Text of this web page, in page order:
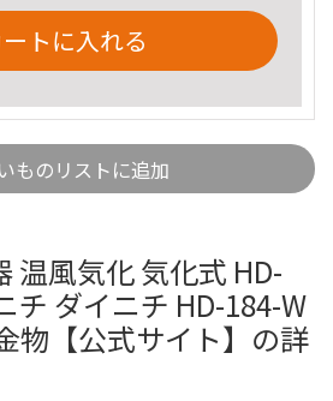
トに入れる
ものリストに追加
温風気化 気化式 HD-
ダイニチ HD-184-W
物【公式サイト】の詳